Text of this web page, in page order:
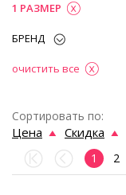
1 РАЗМЕР
БРЕНД
очистить все
Сортировать по:
Цена Скидка
1 2